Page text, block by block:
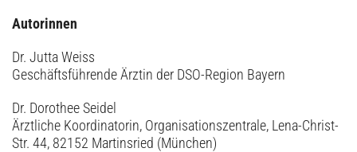
Autorinnen
Dr. Jutta Weiss
Geschäftsführende Ärztin der DSO-Region Bayern
Dr. Dorothee Seidel
Ärztliche Koordinatorin, Organisationszentrale, Lena-Christ-
Str. 44, 82152 Martinsried (München)